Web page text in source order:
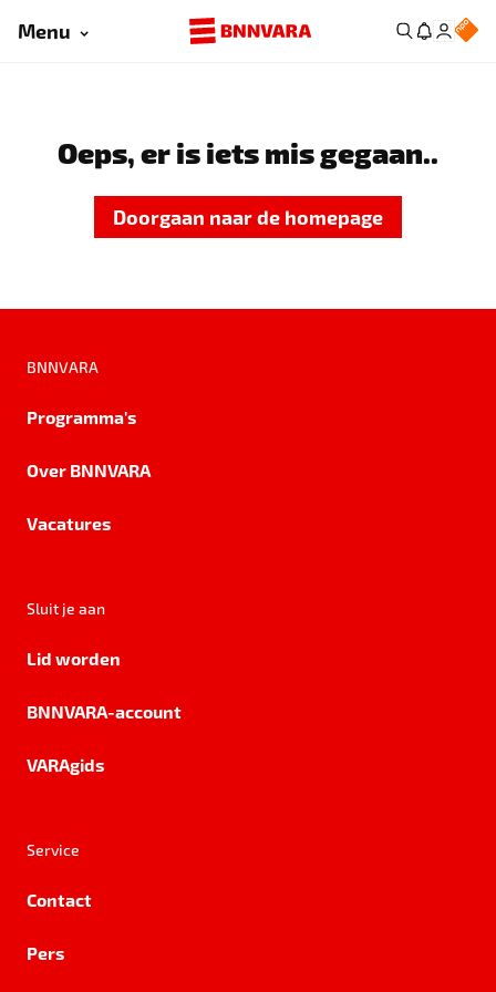
Menu
Oeps, er is iets mis gegaan..
Doorgaan naar de homepage
BNNVARA
Programma's
Over BNNVARA
Vacatures
Sluit je aan
Lid worden
BNNVARA-account
VARAgids
Service
Contact
Pers